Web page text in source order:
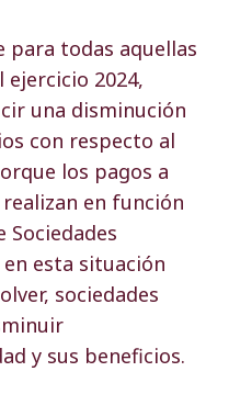
para todas aquellas
ejercicio 2024,
una disminución
con respecto al
los pagos a
en función
esta situación
sociedades
y sus beneficios.